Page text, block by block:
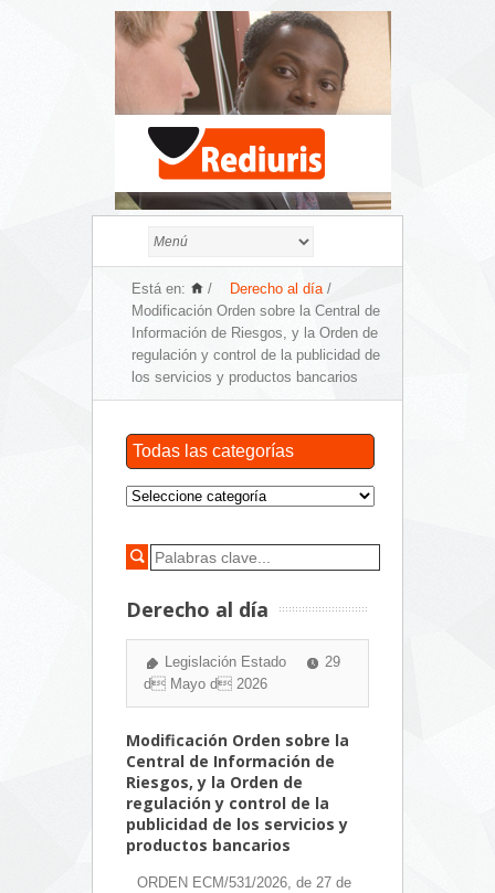
Está en: / Derecho al día/
Modificación Orden sobre la Central de
Información de Riesgos, y la Orden de
regulación y control de la publicidad de
los servicios y productos bancarios
Todas las categorías
Derecho al día
Legislación Estado
29
d Mayo d 2026
Modificación Orden sobre la
Central de Información de
Riesgos, y la Orden de
regulación y control de la
publicidad de los servicios y
productos bancarios
ORDEN ECM/531/2026, de 27 de